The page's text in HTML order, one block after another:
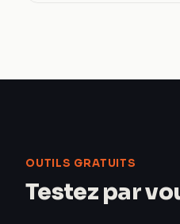
OUTILS GRATUITS
Testez par